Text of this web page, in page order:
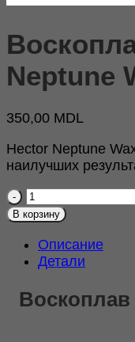
Neptune
350,00 MDL
Hector Neptune
наилучших
Количество
товара
Воскоплав
Neptune
Wax
В корзину
Описание
Детали